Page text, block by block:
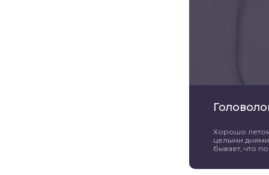
Хорошо
целыми
бывает, что